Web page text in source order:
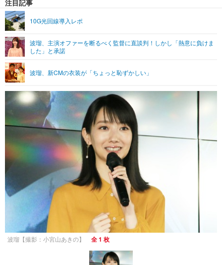
グラビア
ショッピング
ライフTOP
その他
リリース一覧
プッシュ通知の停止方法
注目記事
10G光回線導入レポ
波瑠、主演オファーを断るべく監督に直談判！しかし「熱意に負けま
した」と承諾
波瑠、新CMの衣装が「ちょっと恥ずかしい」
波瑠【撮影：小宮山あきの】 全 1 枚